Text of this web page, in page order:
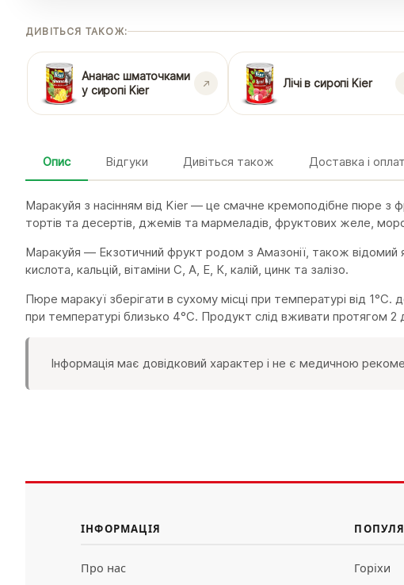
ДИВІТЬСЯ ТАКОЖ:
Ананас шматочками
у сиропі Kier
Лічі в сиропі Kier
Опис Відгуки Дивіться також Доставка і
Маракуйя з насінням від Kier — це смачне кремоподібне пюре з
тортів та десертів, джемів та мармеладів, фруктових желе,
Маракуйя — Екзотичний фрукт родом з Амазонії, також відомий
кислота, кальцій, вітаміни С, А, Е, К, калій, цинк та залізо.
Пюре маракуї зберігати в сухому місці при температурі від 1°С.
при температурі близько 4°С. Продукт слід вживати протягом 2
Інформація має довідковий характер і не є медичною
ІНФОРМАЦІЯ
Про нас Горіхи